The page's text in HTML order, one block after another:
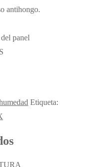
antihongo.
panel
Etiqueta: